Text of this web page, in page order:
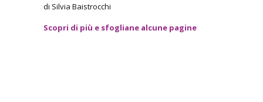
di Silvia Baistrocchi
Scopri di più e sfogliane alcune pagine